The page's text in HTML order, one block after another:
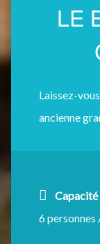
LE
Laissez-
ancienne
Capacité
6 personnes